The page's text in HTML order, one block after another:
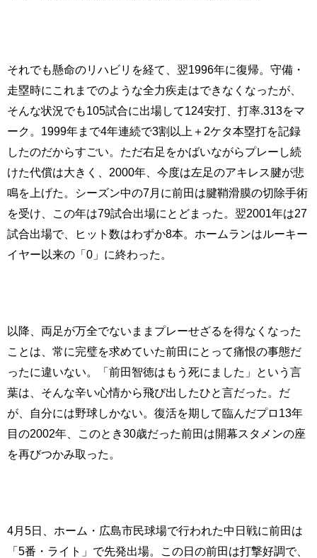
それでも懸命のリハビリを経て、翌1996年に復帰。守備・
走塁時にこれまでのような全力疾走はできなくなったが、
そんな状況でも105試合に出場して124安打、打率.313をマ
ーク。1999年まで4年連続で3割以上＋2ケタ本塁打を記録
したのだからすごい。ただ右足をかばいながらプレーし続
けた代償は大きく、2000年、今度は左足のアキレス腱が悲
鳴を上げた。シーズン中の7月に前田は腱鞘滑膜の切除手術
を受け、この年は79試合出場にとどまった。翌2001年は27
試合出場で、ヒット数はわずか8本。ホームランはルーキー
イヤー以来の「0」に終わった。
以降、両足が万全でないままプレーせざるを得なくなった
ことは、常に完璧を求めていた前田にとって痛恨の事態だ
ったに違いない。「前田智徳はもう死にました」という言
葉は、そんな辛い心情から飛び出したひと言だった。だ
が、自分には野球しかない。復活を期して臨んだプロ13年
目の2002年、このとき30歳だった前田は開幕スタメンの座
を再びつかみ取った。
4月5日、ホーム・広島市民球場で行われた中日戦に前田は
「5番・ライト」で先発出場。この日の前田は打撃好調で、